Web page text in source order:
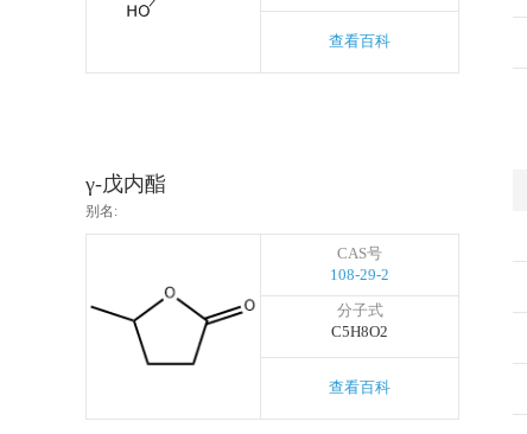
查看百科
γ-戊内酯
别名:
CAS号
108-29-2
分子式
C5H8O2
查看百科